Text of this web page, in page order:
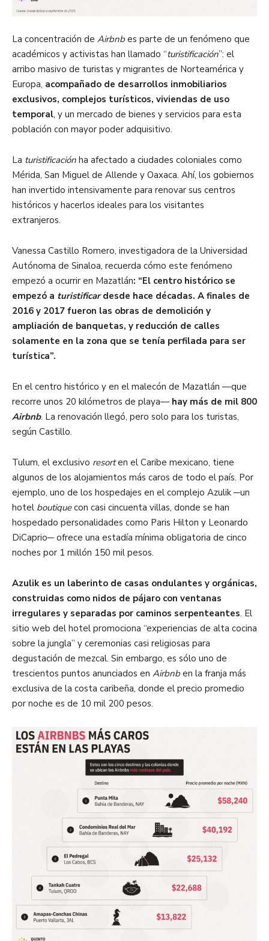
La concentración de Airbnb es parte de un fenómeno que
académicos y activistas han llamado “turistificación”: el
arribo masivo de turistas y migrantes de Norteamérica y
Europa, acompañado de desarrollos inmobiliarios
exclusivos, complejos turísticos, viviendas de uso
temporal, y un mercado de bienes y servicios para esta
población con mayor poder adquisitivo.
La turistificación ha afectado a ciudades coloniales como
Mérida, San Miguel de Allende y Oaxaca. Ahí, los gobiernos
han invertido intensivamente para renovar sus centros
históricos y hacerlos ideales para los visitantes
extranjeros.
Vanessa Castillo Romero, investigadora de la Universidad
Autónoma de Sinaloa, recuerda cómo este fenómeno
empezó a ocurrir en Mazatlán: “El centro histórico se
empezó a turistificardesde hace décadas. A finales de
2016 y 2017 fueron las obras de demolición y
ampliación de banquetas, y reducción de calles
solamente en la zona que se tenía perfilada para ser
turística”.
En el centro histórico y en el malecón de Mazatlán —que
recorre unos 20 kilómetros de playa— hay más de mil 800
Airbnb. La renovación llegó, pero solo para los turistas,
según Castillo.
Tulum, el exclusivo resorten el Caribe mexicano, tiene
algunos de los alojamientos más caros de todo el país. Por
ejemplo, uno de los hospedajes en el complejo Azulik ─un
hotel boutiquecon casi cincuenta villas, donde se han
hospedado personalidades como Paris Hilton y Leonardo
DiCaprio─ ofrece una estadía mínima obligatoria de cinco
noches por 1 millón 150 mil pesos.
Azulik es un laberinto de casas ondulantes y orgánicas,
construidas como nidos de pájaro con ventanas
irregulares y separadas por caminos serpenteantes. El
sitio web del hotel promociona “experiencias de alta cocina
sobre la jungla” y ceremonias casi religiosas para
degustación de mezcal. Sin embargo, es sólo uno de
trescientos puntos anunciados en Airbnb en la franja más
exclusiva de la costa caribeña, donde el precio promedio
por noche es de 10 mil 200 pesos.